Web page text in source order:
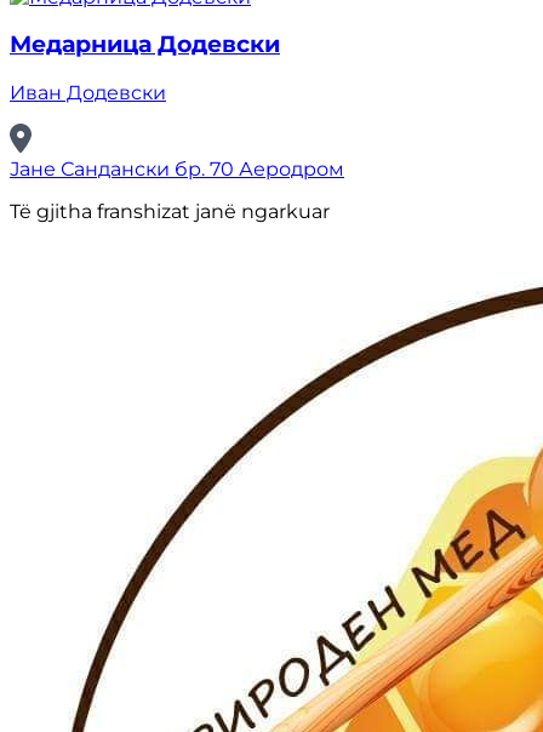
Медарница Додевски
Иван Додевски
Јане Сандански бр. 70 Аеродром
Të gjitha franshizat janë ngarkuar